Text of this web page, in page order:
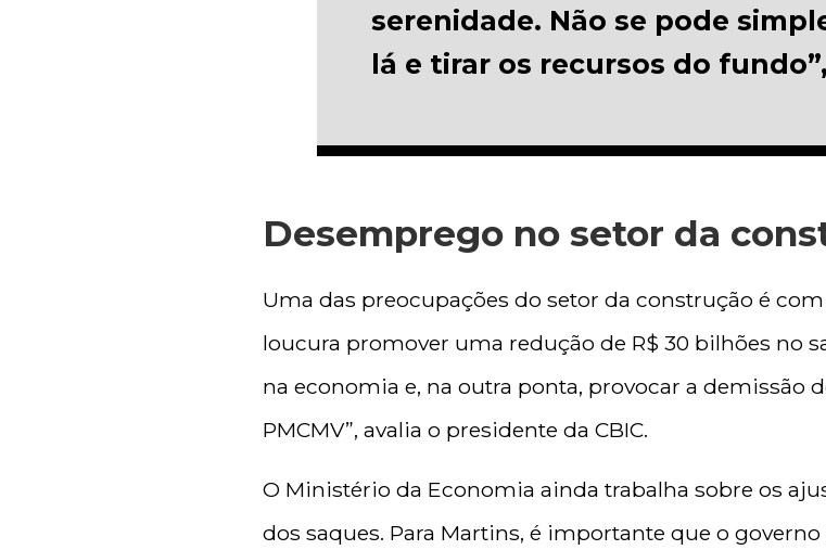
serenidade. Não se pode
lá e tirar os recursos do
Desemprego no setor da
Uma das preocupações do setor da construção é
loucura promover uma redução de R$ 30 bilhões no
na economia e, na outra ponta, provocar a demissão
PMCMV”, avalia o presidente da CBIC.
O Ministério da Economia ainda trabalha sobre os
dos saques. Para Martins, é importante que o